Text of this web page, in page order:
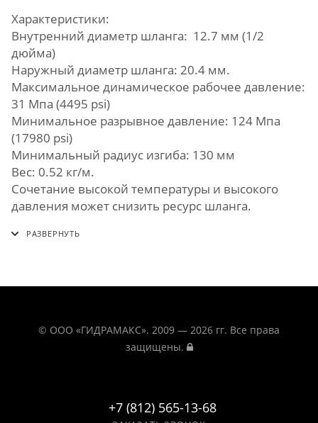
Характеристики:
Внутренний диаметр шланга: 12.7 мм (1/2
дюйма)
Наружный диаметр шланга: 20.4 мм.
Максимальное динамическое рабочее давление:
31 Мпа (4495 psi)
Минимальное разрывное давление: 124 Мпа
(17980 psi)
Минимальный радиус изгиба: 130 мм
Вес: 0.52 кг/м.
Сочетание высокой температуры и высокого
давления может снизить ресурс шланга.
© ООО «ГИДРАМАКС». 2009 — 2026 гг. Все права
защищены.
+7 (812) 565-13-68